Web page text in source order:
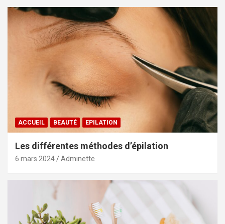
ACCUEIL BEAUTÉ EPILATION
Les différentes méthodes d’épilation
6 mars 2024 Adminette